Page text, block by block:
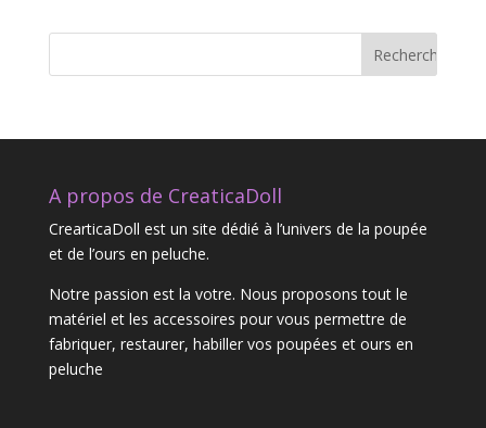
A propos de CreaticaDoll
CrearticaDoll est un site dédié à l’univers de la poupée
et de l’ours en peluche.
Notre passion est la votre. Nous proposons tout le
matériel et les accessoires pour vous permettre de
fabriquer, restaurer, habiller vos poupées et ours en
peluche